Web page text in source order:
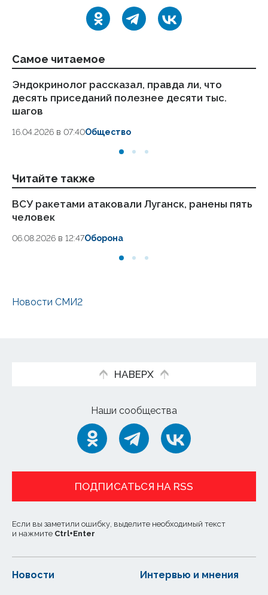
Самое читаемое
Эндокринолог рассказал, правда ли, что
десять приседаний полезнее десяти тыс.
шагов
16.04.2026 в 07:40Общество
Читайте также
ВСУ ракетами атаковали Луганск, ранены пять
человек
06.08.2026 в 12:47Оборона
Новости СМИ2
НАВЕРХ
Наши сообщества
ПОДПИСАТЬСЯ НА RSS
Если вы заметили ошибку, выделите необходимый текст
и нажмите Ctrl+Enter
Новости Интервью и мнения